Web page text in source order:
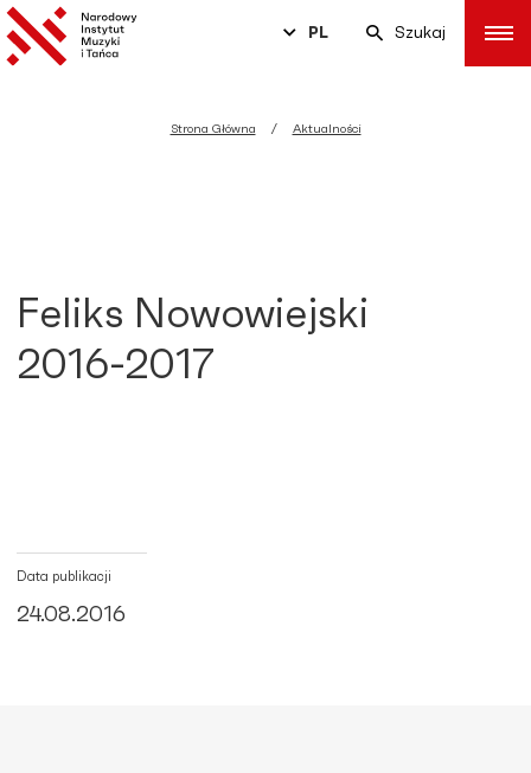
PL Szukaj
Strona Główna Aktualności
Feliks Nowowiejski
2016-2017
Data publikacji
24.08.2016